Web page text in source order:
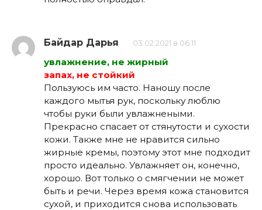
Байдар Дарья 03.02.2021 в 06:11
увлажнение, не жирный
запах, не стойкий
Пользуюсь им часто. Наношу после
каждого мытья рук, поскольку люблю
чтобы руки были увлажнеными.
Прекрасно спасает от стянутости и сухости
кожи. Также мне не нравится сильно
жирные кремы, поэтому этот мне подходит
просто идеально. Увлажняет он, конечно,
хорошо. Вот только о смягчении не может
быть и речи. Через время кожа становится
сухой, и приходится снова использовать